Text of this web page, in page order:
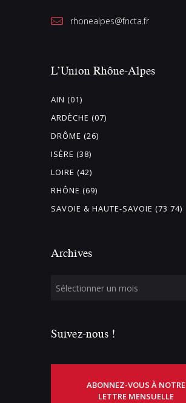
rhonealpes@fncta.fr
L’Union Rhône-Alpes
AIN (01)
ARDÈCHE (07)
DRÔME (26)
ISÈRE (38)
LOIRE (42)
RHÔNE (69)
SAVOIE & HAUTE-SAVOIE (73 74)
Archives
Suivez-nous !
ABONNEZ-VOUS À NOTRE
LETTRE MENSUELLE